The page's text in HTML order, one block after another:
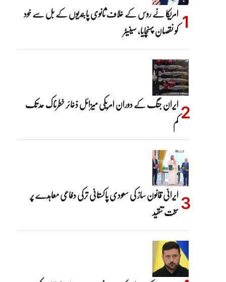
امریکا نے روس کے خلاف ثانوی پابندیوں کے بل سے خود
کو نقصان پہنچایا، سینیٹر
ایران جنگ کے دوران امریکی میزائل ذخائر خطرناک حد تک
کم
ایرانی قانون ساز کی سعودی پاکستانی ترکی دفاعی معاہدے پر
سخت تنقید